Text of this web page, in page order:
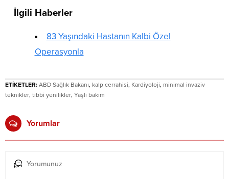
İlgili Haberler
83 Yaşındaki Hastanın Kalbi Özel
Operasyonla
ETİKETLER: ABD Sağlık Bakanı, kalp cerrahisi, Kardiyoloji, minimal invaziv
teknikler, tıbbi yenilikler, Yaşlı bakım
Yorumlar